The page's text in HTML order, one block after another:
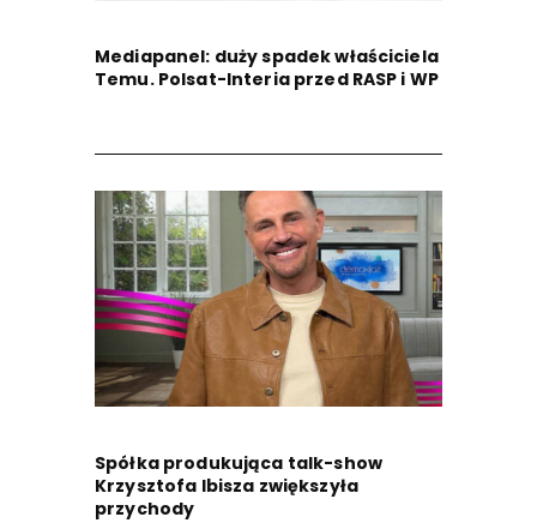
Mediapanel: duży spadek właściciela
Temu. Polsat-Interia przed RASP i WP
Spółka produkująca talk-show
Krzysztofa Ibisza zwiększyła
przychody